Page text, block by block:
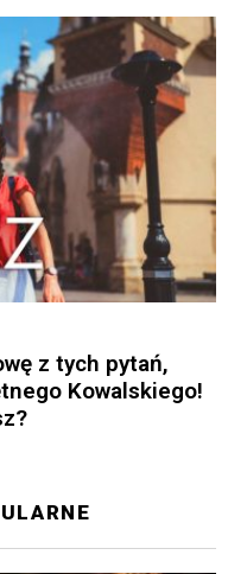
z tych pytań,
Kowalskiego!